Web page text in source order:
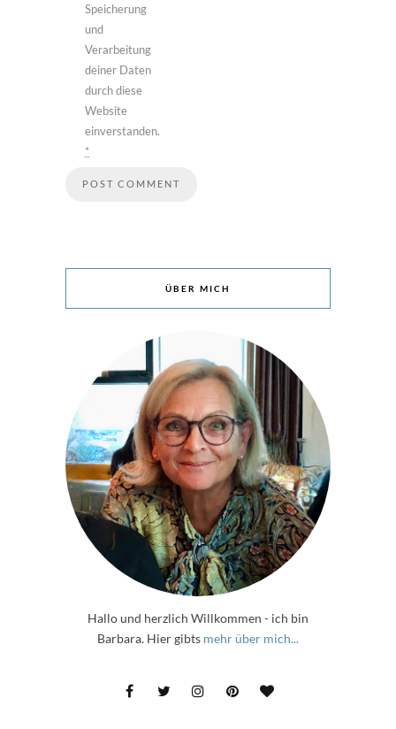
Speicherung
und
Verarbeitung
deiner Daten
durch diese
Website
einverstanden.
*
ÜBER MICH
Hallo und herzlich Willkommen - ich bin
Barbara. Hier gibts mehr über mich...